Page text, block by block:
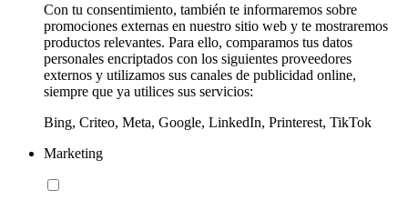
Con tu consentimiento, también te informaremos sobre
promociones externas en nuestro sitio web y te mostraremos
productos relevantes. Para ello, comparamos tus datos
personales encriptados con los siguientes proveedores
externos y utilizamos sus canales de publicidad online,
siempre que ya utilices sus servicios:
Bing, Criteo, Meta, Google, LinkedIn, Printerest, TikTok
Marketing